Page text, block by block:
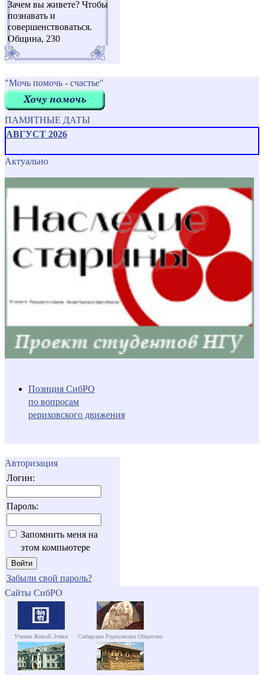
Зачем вы живете? Чтобы
познавать и
совершенствоваться.
Община, 230
"Мочь помочь - счастье"
ПАМЯТНЫЕ ДАТЫ
АВГУСТ 2026
Актуально
Позиция СибРО
по вопросам
рериховского движения
Авторизация
Логин:
Пароль:
Запомнить меня на
этом компьютере
Забыли свой пароль?
Сайты СибРО
Учение Живой Этики Сибирское Рериховское Общество